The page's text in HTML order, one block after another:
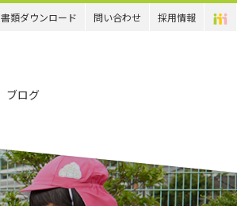
ブログ
書類ダウンロード 問い合わせ 採用情報